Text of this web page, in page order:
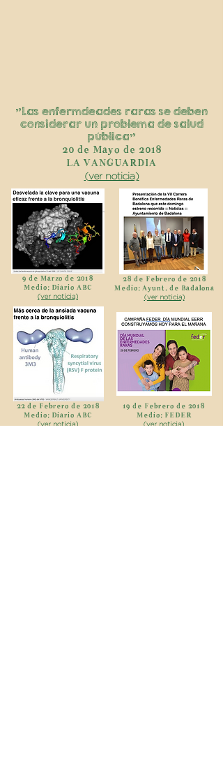
"Las enfermdeades raras se deben
considerar un problema de salud
pública"
20 de Mayo de 2018
LA VANGUARDIA
(ver noticia)
9 de Marzo de 2018
Medio: Diario ABC
(ver noticia)
28 de Febrero de 2018
Medio: Ayunt. de Badalona
(ver noticia)
22 de Febrero de 2018
Medio: Diario ABC
(ver noticia)
19 de Febrero de 2018
Medio: FEDER
(ver noticia)